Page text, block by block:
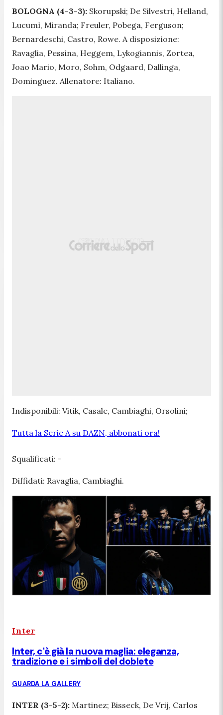
BOLOGNA (4-3-3): Skorupski; De Silvestri, Helland,
Lucumì, Miranda; Freuler, Pobega, Ferguson;
Bernardeschi, Castro, Rowe. A disposizione:
Ravaglia, Pessina, Heggem, Lykogiannis, Zortea,
Joao Mario, Moro, Sohm, Odgaard, Dallinga,
Dominguez. Allenatore: Italiano.
Indisponibili: Vitik, Casale, Cambiaghi, Orsolini;
Tutta la Serie A su DAZN, abbonati ora!
Squalificati: -
Diffidati: Ravaglia, Cambiaghi.
Inter
Inter, c'è già la nuova maglia: eleganza,
tradizione e i simboli del doblete
GUARDA LA GALLERY
INTER (3-5-2): Martinez; Bisseck, De Vrij, Carlos